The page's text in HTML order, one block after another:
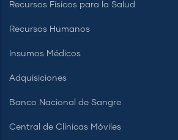
Recursos Físicos para la Salud
Recursos Humanos
Insumos Médicos
Adquisiciones
Banco Nacional de Sangre
Central de Clínicas Móviles